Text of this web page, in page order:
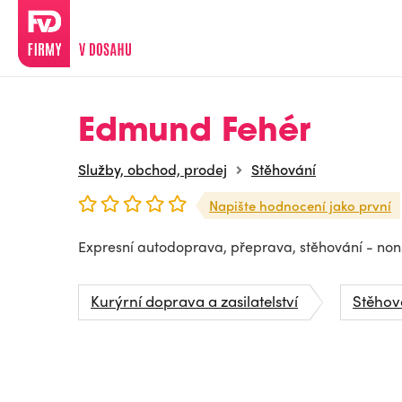
Edmund Fehér
Služby, obchod, prodej Stěhování
Napište hodnocení jako první
Expresní autodoprava, přeprava, stěhování -
Kurýrní doprava a zasilatelství